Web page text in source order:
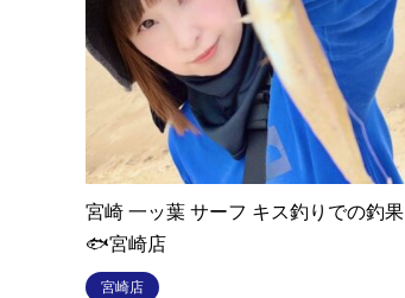
宮崎 一ッ葉 サーフ キス釣りでの釣果
🐟宮崎店
宮崎店